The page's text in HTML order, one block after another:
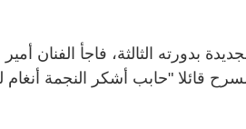
بدورته الثالثة، فاجأ الفنان أمير
قائلا "حابب أشكر النجمة